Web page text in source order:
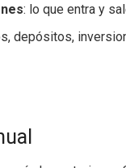
: lo que entra y
depósitos,